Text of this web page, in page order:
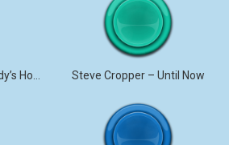
Steve Cropper – Until Now